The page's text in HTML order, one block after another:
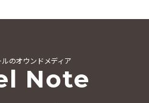
のオウンドメディア
Note